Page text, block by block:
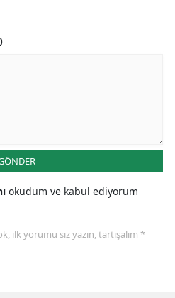
okudum ve kabul ediyorum
ilk yorumu siz yazın, tartışalım *